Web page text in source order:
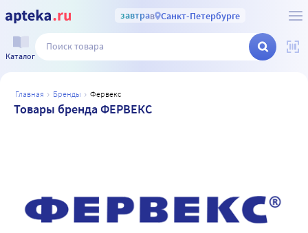
завтрав Санкт-Петербурге
Каталог
главная бренды фервекс
Товары бренда ФЕРВЕКС